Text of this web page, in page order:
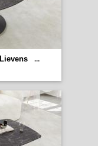
Lievens
...